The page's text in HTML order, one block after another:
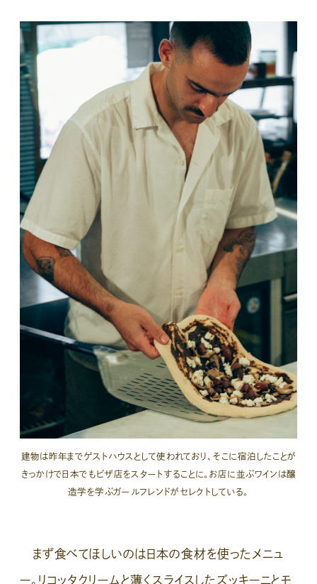
建物は昨年までゲストハウスとして使われており、そこに宿泊したことが
きっかけで日本でもピザ店をスタートすることに。お店に並ぶワインは醸
造学を学ぶガールフレンドがセレクトしている。
まず食べてほしいのは日本の食材を使ったメニュ
ー。リコッタクリームと薄くスライスしたズッキーニとモ